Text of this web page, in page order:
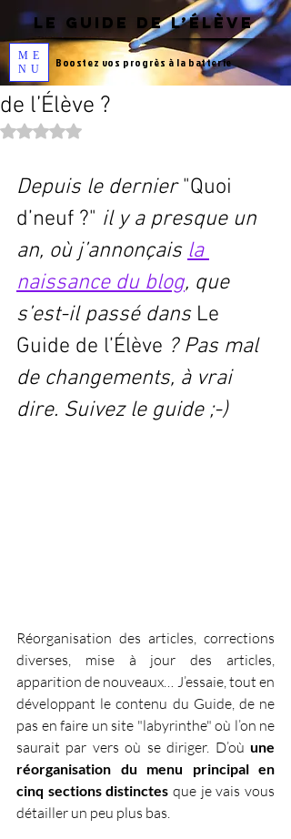
LE GUIDE DE L’ÉLÈVE
ME
NU
Boostez vos progrès à la batterie
Dis papa, c'est quoi ce Guide
de l’Élève ?
Benoit Douziech
25 oct. 2021
5 min de lecture
Noté NaN étoiles sur 5.
Depuis le dernier "Quoi
d’neuf ?" il y a presque un
an, où j’annonçais la
naissance du blog, que
s’est-il passé dans Le
Guide de l’Élève ? Pas mal
de changements, à vrai
dire. Suivez le guide ;-)
Réorganisation des articles, corrections
diverses, mise à jour des articles,
apparition de nouveaux… J’essaie, tout en
développant le contenu du Guide, de ne
pas en faire un site "labyrinthe" où l’on ne
saurait par vers où se diriger. D’où une
réorganisation du menu principal en
cinq sections distinctes que je vais vous
détailler un peu plus bas.